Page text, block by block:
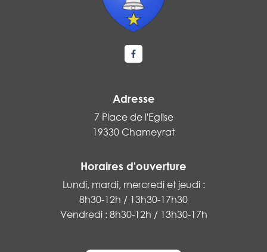
Lien vers le compte Facebook
Adresse
7 Place de l'Eglise
19330 Chameyrat
Horaires d'ouverture
Lundi, mardi, mercredi et jeudi :
8h30-12h / 13h30-17h30
Vendredi : 8h30-12h / 13h30-17h